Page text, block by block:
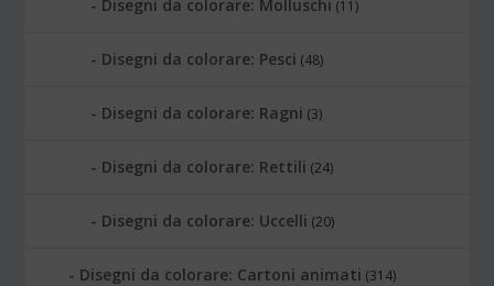
Disegni da colorare: Molluschi (11)
Disegni da colorare: Pesci (48)
Disegni da colorare: Ragni (3)
Disegni da colorare: Rettili (24)
Disegni da colorare: Uccelli (20)
Disegni da colorare: Cartoni animati (314)